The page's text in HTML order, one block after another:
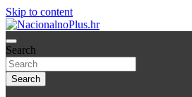
Skip to content
NacionalnoPlus.hr
Nacija želi znati više
Search
Search